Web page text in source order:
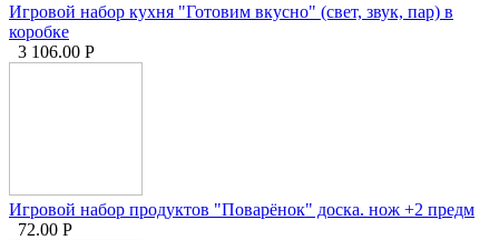
Игровой набор кухня "Готовим вкусно" (свет, звук, пар) в
коробке
3 106.00 Р
Игровой набор продуктов "Поварёнок" доска. нож +2 предм
72.00 Р